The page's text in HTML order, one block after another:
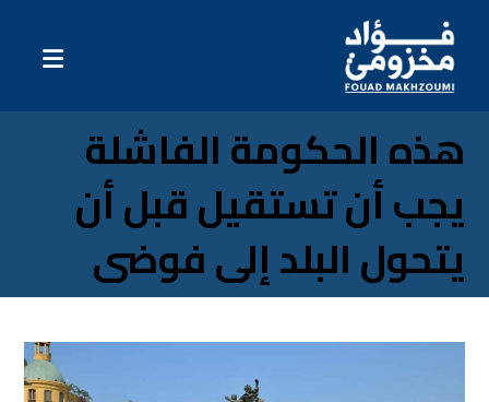
هذه الحكومة الفاشلة
يجب أن تستقيل قبل أن
يتحول البلد إلى فوضى